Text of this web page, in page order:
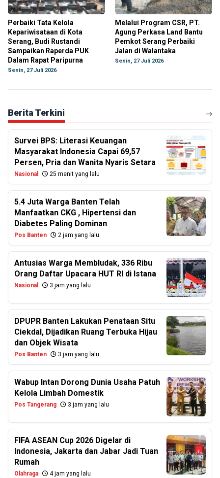
Perbaiki Tata Kelola
Kepariwisataan di Kota
Serang, Budi Rustandi
Sampaikan Raperda PUK
Dalam Rapat Paripurna
Senin, 27 Juli 2026
Melalui Program CSR, PT.
Agung Perkasa Land Bantu
Pemkot Serang Perbaiki
Jalan di Walantaka
Senin, 27 Juli 2026
Berita Terkini
Survei BPS: Literasi Keuangan
Masyarakat Indonesia Capai 69,57
Persen, Pria dan Wanita Nyaris Setara
Nasional 25 menit yang lalu
5.4 Juta Warga Banten Telah
Manfaatkan CKG , Hipertensi dan
Diabetes Paling Dominan
Pos Banten 2 jam yang lalu
Antusias Warga Membludak, 336 Ribu
Orang Daftar Upacara HUT RI di Istana
Nasional 3 jam yang lalu
DPUPR Banten Lakukan Penataan Situ
Ciekdal, Dijadikan Ruang Terbuka Hijau
dan Objek Wisata
Pos Banten 3 jam yang lalu
Wabup Intan Dorong Dunia Usaha Patuh
Kelola Limbah Domestik
Pos Tangerang 3 jam yang lalu
FIFA ASEAN Cup 2026 Digelar di
Indonesia, Jakarta dan Jabar Jadi Tuan
Rumah
Olahraga 4 jam yang lalu